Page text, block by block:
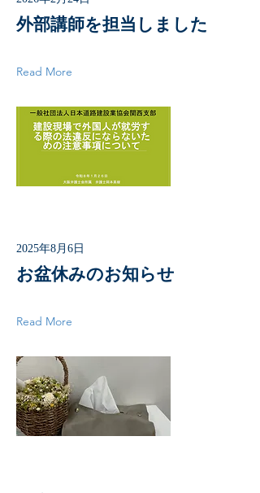
外部講師を担当しました
Read More
2025年8月6日
お盆休みのお知らせ
Read More